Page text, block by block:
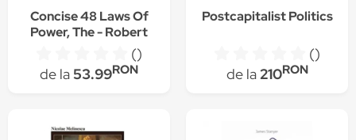
Concise 48 Laws Of
Power, The - Robert
()
de la53.99RON
Postcapitalist Politics
()
de la210RON